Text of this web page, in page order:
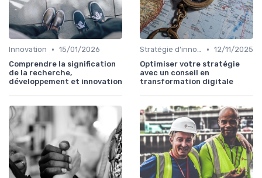
Innovation • 15/01/2026
Comprendre la signification
de la recherche,
développement et innovation
Stratégie d'innovation • 12/11/2025
Optimiser votre stratégie
avec un conseil en
transformation digitale